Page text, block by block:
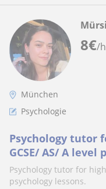
8€/h
München
Psychologie
Psychology tutor
GCSE/ AS/ A level
Psychology tutor for
psychology lessons.